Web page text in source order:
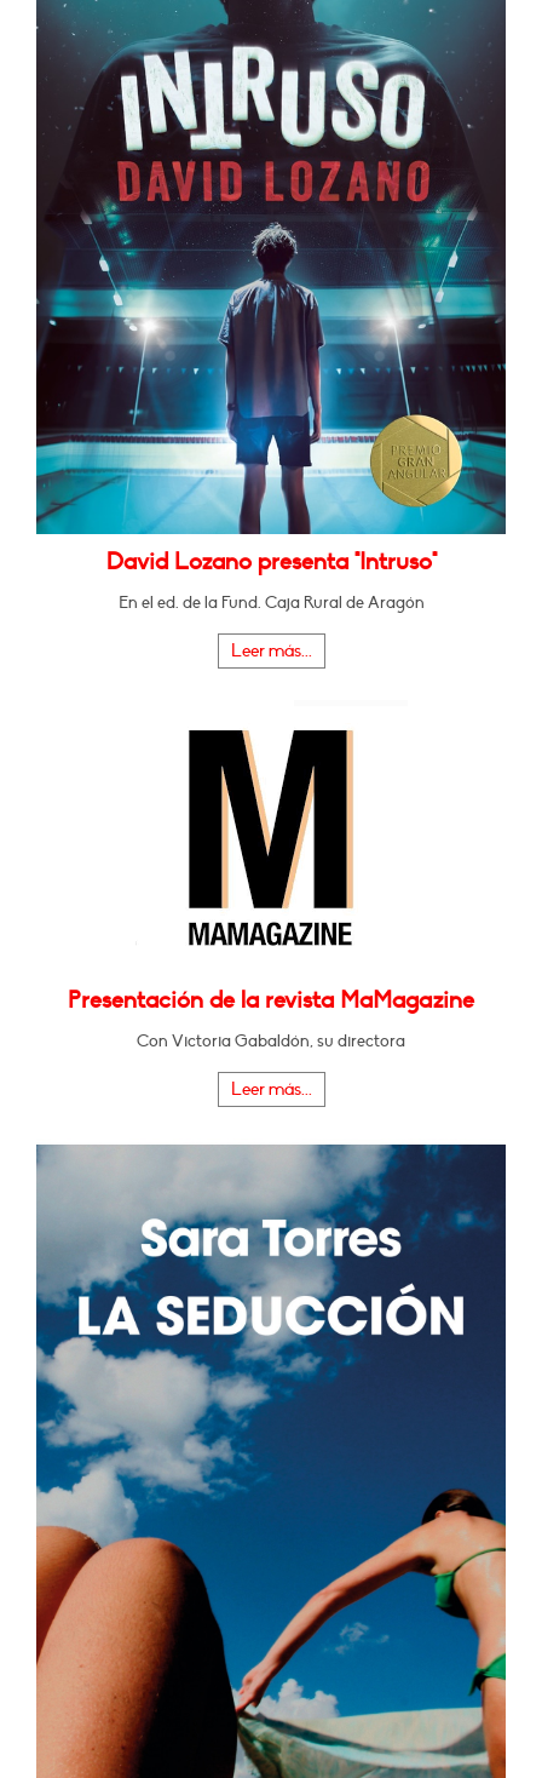
David Lozano presenta "Intruso"
En el ed. de la Fund. Caja Rural de Aragón
Leer más...
Presentación de la revista MaMagazine
Con Victoria Gabaldón, su directora
Leer más...